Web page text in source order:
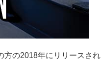
方の2018年にリリースされ